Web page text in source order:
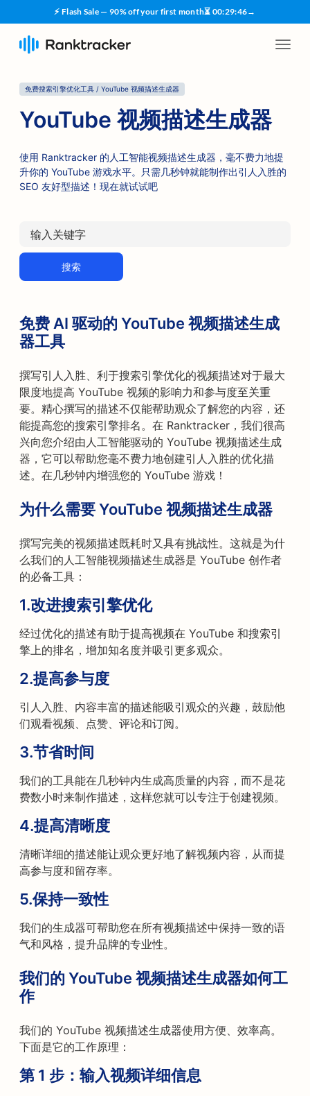
⚡ Flash Sale — 90% off your first month⏳ 00:29:45→
免费搜索引擎优化工具 / YouTube 视频描述生成器
YouTube 视频描述生成器
使用 Ranktracker 的人工智能视频描述生成器，毫不费力地提
升你的 YouTube 游戏水平。只需几秒钟就能制作出引人入胜的
SEO 友好型描述！现在就试试吧
搜索
免费 AI 驱动的 YouTube 视频描述生成
器工具
撰写引人入胜、利于搜索引擎优化的视频描述对于最大
限度地提高 YouTube 视频的影响力和参与度至关重
要。精心撰写的描述不仅能帮助观众了解您的内容，还
能提高您的搜索引擎排名。在 Ranktracker，我们很高
兴向您介绍由人工智能驱动的 YouTube 视频描述生成
器，它可以帮助您毫不费力地创建引人入胜的优化描
述。在几秒钟内增强您的 YouTube 游戏！
为什么需要 YouTube 视频描述生成器
撰写完美的视频描述既耗时又具有挑战性。这就是为什
么我们的人工智能视频描述生成器是 YouTube 创作者
的必备工具：
1.改进搜索引擎优化
经过优化的描述有助于提高视频在 YouTube 和搜索引
擎上的排名，增加知名度并吸引更多观众。
2.提高参与度
引人入胜、内容丰富的描述能吸引观众的兴趣，鼓励他
们观看视频、点赞、评论和订阅。
3.节省时间
我们的工具能在几秒钟内生成高质量的内容，而不是花
费数小时来制作描述，这样您就可以专注于创建视频。
4.提高清晰度
清晰详细的描述能让观众更好地了解视频内容，从而提
高参与度和留存率。
5.保持一致性
我们的生成器可帮助您在所有视频描述中保持一致的语
气和风格，提升品牌的专业性。
我们的 YouTube 视频描述生成器如何工
作
我们的 YouTube 视频描述生成器使用方便、效率高。
下面是它的工作原理：
第 1 步：输入视频详细信息